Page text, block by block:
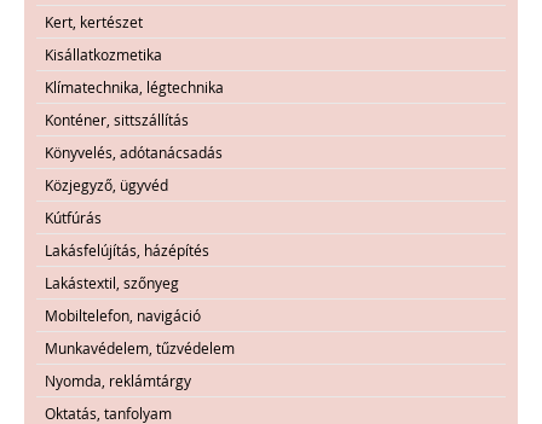
Kert, kertészet
Kisállatkozmetika
Klímatechnika, légtechnika
Konténer, sittszállítás
Könyvelés, adótanácsadás
Közjegyző, ügyvéd
Kútfúrás
Lakásfelújítás, házépítés
Lakástextil, szőnyeg
Mobiltelefon, navigáció
Munkavédelem, tűzvédelem
Nyomda, reklámtárgy
Oktatás, tanfolyam